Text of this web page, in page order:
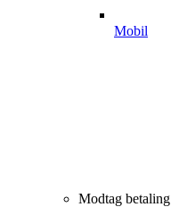
Mobil
Modtag betaling